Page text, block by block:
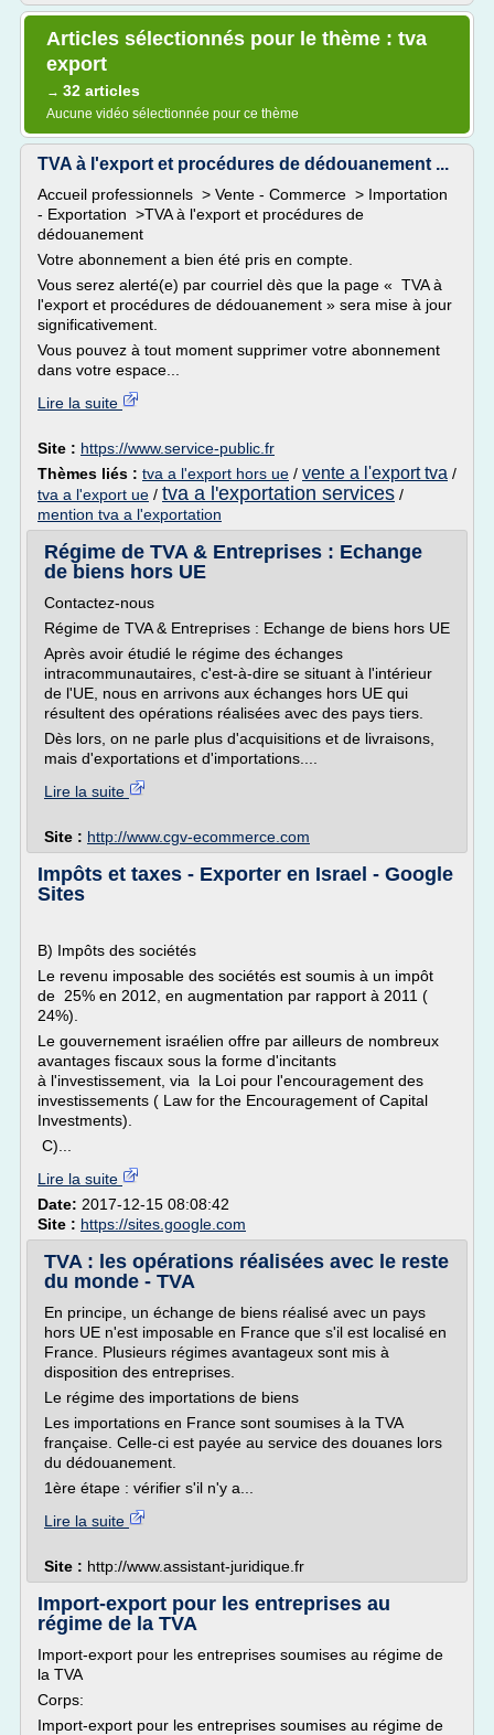
Articles sélectionnés pour le thème : tva
export
→ 32 articles
Aucune vidéo sélectionnée pour ce thème
TVA à l'export et procédures de dédouanement ...
Accueil professionnels > Vente - Commerce > Importation
- Exportation >TVA à l'export et procédures de
dédouanement
Votre abonnement a bien été pris en compte.
Vous serez alerté(e) par courriel dès que la page « TVA à
l'export et procédures de dédouanement » sera mise à jour
significativement.
Vous pouvez à tout moment supprimer votre abonnement
dans votre espace...
Lire la suite
Site : https://www.service-public.fr
Thèmes liés : tva a l'export hors ue / vente a l'export tva /
tva a l'export ue / tva a l'exportation services /
mention tva a l'exportation
Régime de TVA & Entreprises : Echange
de biens hors UE
Contactez-nous
Régime de TVA & Entreprises : Echange de biens hors UE
Après avoir étudié le régime des échanges
intracommunautaires, c'est-à-dire se situant à l'intérieur
de l'UE, nous en arrivons aux échanges hors UE qui
résultent des opérations réalisées avec des pays tiers.
Dès lors, on ne parle plus d'acquisitions et de livraisons,
mais d'exportations et d'importations....
Lire la suite
Site : http://www.cgv-ecommerce.com
Impôts et taxes - Exporter en Israel - Google
Sites
B) Impôts des sociétés
Le revenu imposable des sociétés est soumis à un impôt
de 25% en 2012, en augmentation par rapport à 2011 (
24%).
Le gouvernement israélien offre par ailleurs de nombreux
avantages fiscaux sous la forme d'incitants
à l'investissement, via la Loi pour l'encouragement des
investissements ( Law for the Encouragement of Capital
Investments).
C)...
Lire la suite
Date: 2017-12-15 08:08:42
Site : https://sites.google.com
TVA : les opérations réalisées avec le reste
du monde - TVA
En principe, un échange de biens réalisé avec un pays
hors UE n'est imposable en France que s'il est localisé en
France. Plusieurs régimes avantageux sont mis à
disposition des entreprises.
Le régime des importations de biens
Les importations en France sont soumises à la TVA
française. Celle-ci est payée au service des douanes lors
du dédouanement.
1ère étape : vérifier s'il n'y a...
Lire la suite
Site : http://www.assistant-juridique.fr
Import-export pour les entreprises au
régime de la TVA
Import-export pour les entreprises soumises au régime de
la TVA
Corps:
Import-export pour les entreprises soumises au régime de